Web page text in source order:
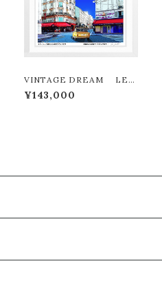
VINTAGE DREAM LEO
N TERASHIMA版画作品18
0作限定
¥143,000